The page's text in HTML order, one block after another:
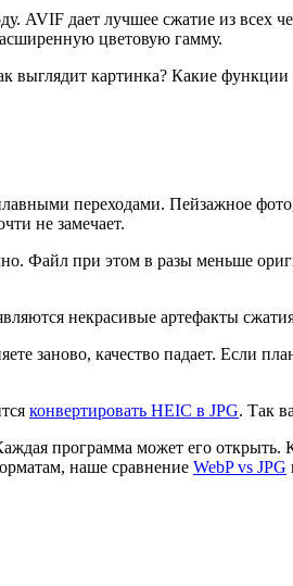
AVIF дает лучшее сжатие из всех
цветовую гамму.
выглядит картинка? Какие
переходами. Пейзажное
не замечает.
Файл при этом в разы меньше
некрасивые артефакты
заново, качество падает. Если
конвертировать HEIC в JPG. Так
программа может его
наше сравнение WebP vs JPG